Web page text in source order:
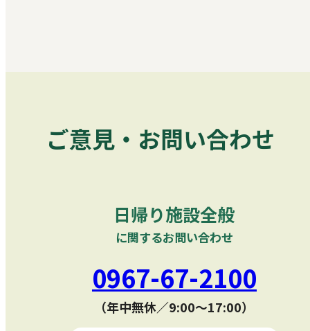
ご意見・お問い合わせ
日帰り施設全般
に関するお問い合わせ
0967-67-2100
（年中無休／9:00〜17:00）